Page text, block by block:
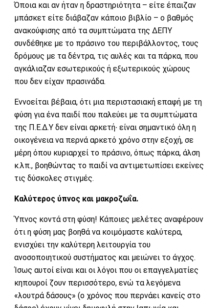
Όποια και αν ήταν η δραστηριότητα – είτε έπαιζαν
μπάσκετ είτε διάβαζαν κάποιο βιβλίο – ο βαθμός
ανακούφισης από τα συμπτώματα της ΔΕΠΥ
συνδέθηκε με το πράσινο του περιβάλλοντος, τους
δρόμους με τα δέντρα, τις αυλές και τα πάρκα, που
αγκάλιαζαν εσωτερικούς ή εξωτερικούς χώρους
που δεν είχαν πρασινάδα.
Εννοείται βέβαια, ότι μια περιστασιακή επαφή με τη
φύση για ένα παιδί που παλεύει με τα συμπτώματα
της Π.Ε.Δ.Υ δεν είναι αρκετή∙ είναι σημαντικό όλη η
οικογένεια να περνά αρκετό χρόνο στην εξοχή, σε
μέρη όπου κυριαρχεί το πράσινο, όπως πάρκα, άλση
κ.λπ., βοηθώντας το παιδί να αντιμετωπίσει εκείνες
τις δύσκολες στιγμές.
Καλύτερος ύπνος και μακροζωΐα.
Ύπνος κοντά στη φύση! Κάποιες μελέτες αναφέρουν
ότι η φύση μας βοηθά να κοιμόμαστε καλύτερα,
ενισχύει την καλύτερη λειτουργία του
ανοσοποιητικού συστήματος και μειώνει το άγχος.
Ίσως αυτοί είναι και οι λόγοι που οι επαγγελματίες
κηπουροί ζουν περισσότερο, ενώ τα λεγόμενα
«λουτρά δάσους» (ο χρόνος που περνάει κανείς στο